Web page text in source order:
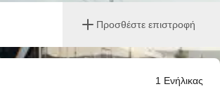
Προσθέστε επιστροφή
1 Ενήλικας